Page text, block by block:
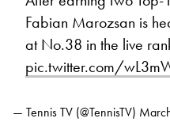
Fabian Marozsan is
at No.38 in the live
pic.twitter.com/
— Tennis TV (@TennisTV)